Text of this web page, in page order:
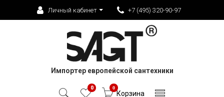
Личный кабинет +7 (495) 320-90-97
Импортер европейской сантехники
0 0
Корзина